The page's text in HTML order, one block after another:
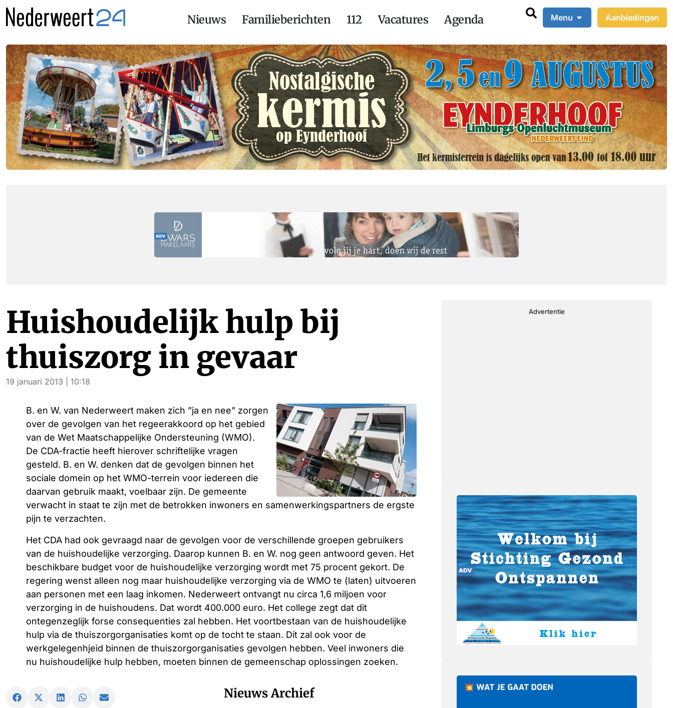
Nieuws Familieberichten 112 Vacatures Agenda Menu Aanbiedingen
Huishoudelijk hulp bij
thuiszorg in gevaar
19 januari 2013 | 10:18
B. en W. van Nederweert maken zich ”ja en nee” zorgen
over de gevolgen van het regeerakkoord op het gebied
van de Wet Maatschappelijke Ondersteuning (WMO).
De CDA-fractie heeft hierover schriftelijke vragen
gesteld. B. en W. denken dat de gevolgen binnen het
sociale domein op het WMO-terrein voor iedereen die
daarvan gebruik maakt, voelbaar zijn. De gemeente
verwacht in staat te zijn met de betrokken inwoners en samenwerkingspartners de ergste
pijn te verzachten.
Het CDA had ook gevraagd naar de gevolgen voor de verschillende groepen gebruikers
van de huishoudelijke verzorging. Daarop kunnen B. en W. nog geen antwoord geven. Het
beschikbare budget voor de huishoudelijke verzorging wordt met 75 procent gekort. De
regering wenst alleen nog maar huishoudelijke verzorging via de WMO te (laten) uitvoeren
aan personen met een laag inkomen. Nederweert ontvangt nu circa 1,6 miljoen voor
verzorging in de huishoudens. Dat wordt 400.000 euro. Het college zegt dat dit
ontegenzeglijk forse consequenties zal hebben. Het voortbestaan van de huishoudelijke
hulp via de thuiszorgorganisaties komt op de tocht te staan. Dit zal ook voor de
werkgelegenhjeid binnen de thuiszorgorganisaties gevolgen hebben. Veel inwoners die
nu huishoudelijke hulp hebben, moeten binnen de gemeenschap oplossingen zoeken.
Nieuws Archief
Advertentie